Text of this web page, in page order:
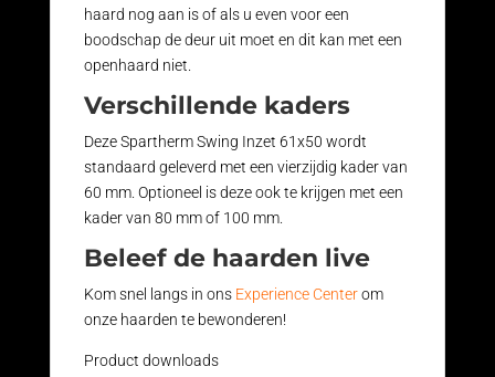
haard nog aan is of als u even voor een
boodschap de deur uit moet en dit kan met een
openhaard niet.
Verschillende kaders
Deze Spartherm Swing Inzet 61x50 wordt
standaard geleverd met een vierzijdig kader van
60 mm. Optioneel is deze ook te krijgen met een
kader van 80 mm of 100 mm.
Beleef de haarden live
Kom snel langs in ons Experience Centerom
onze haarden te bewonderen!
Product downloads